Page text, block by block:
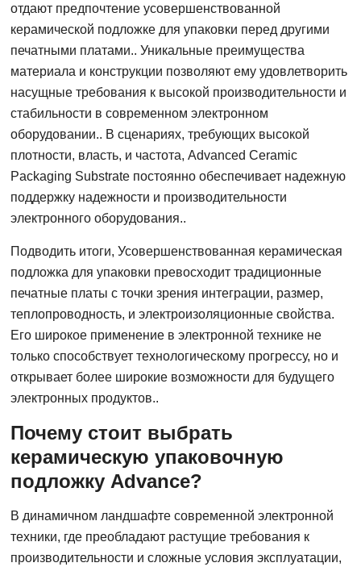
отдают предпочтение усовершенствованной
керамической подложке для упаковки перед другими
печатными платами.. Уникальные преимущества
материала и конструкции позволяют ему удовлетворить
насущные требования к высокой производительности и
стабильности в современном электронном
оборудовании.. В сценариях, требующих высокой
плотности, власть, и частота, Advanced Ceramic
Packaging Substrate постоянно обеспечивает надежную
поддержку надежности и производительности
электронного оборудования..
Подводить итоги, Усовершенствованная керамическая
подложка для упаковки превосходит традиционные
печатные платы с точки зрения интеграции, размер,
теплопроводность, и электроизоляционные свойства.
Его широкое применение в электронной технике не
только способствует технологическому прогрессу, но и
открывает более широкие возможности для будущего
электронных продуктов..
Почему стоит выбрать
керамическую упаковочную
подложку Advance?
В динамичном ландшафте современной электронной
техники, где преобладают растущие требования к
производительности и сложные условия эксплуатации,